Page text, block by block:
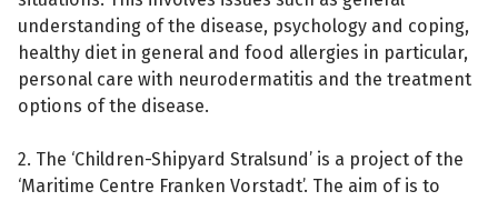
understanding of the disease, psychology and coping,
healthy diet in general and food allergies in particular,
personal care with neurodermatitis and the treatment
options of the disease.
2. The ‘Children-Shipyard Stralsund’ is a project of the
‘Maritime Centre Franken Vorstadt’. The aim of is to